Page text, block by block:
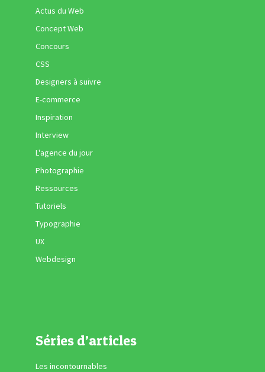
Actus du Web
Concept Web
Concours
CSS
Designers à suivre
E-commerce
Inspiration
Interview
L'agence du jour
Photographie
Ressources
Tutoriels
Typographie
UX
Webdesign
Séries d’articles
Les incontournables